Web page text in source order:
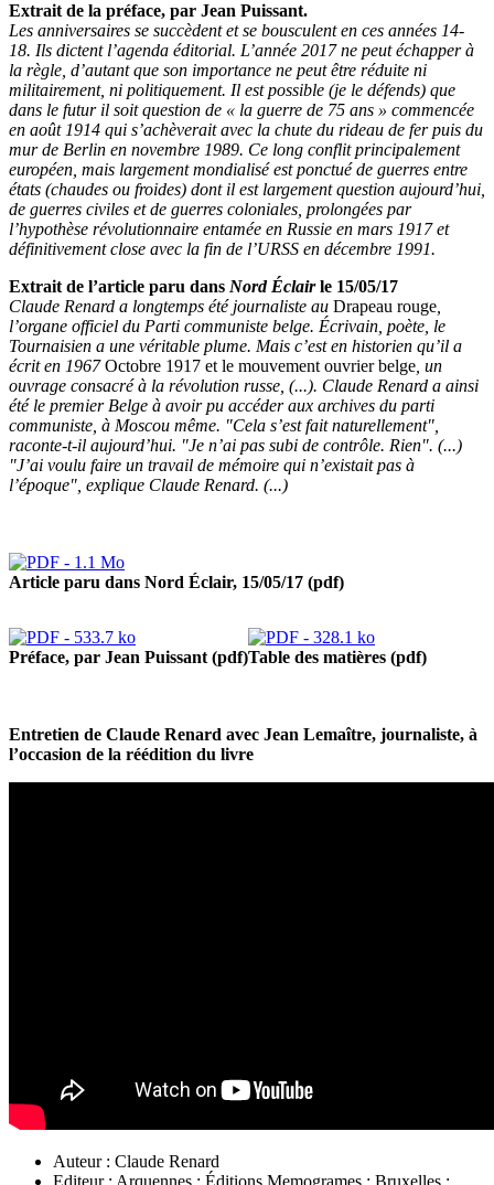
Extrait de la préface, par Jean Puissant.
Les anniversaires se succèdent et se bousculent en ces années 14-
18. Ils dictent l’agenda éditorial. L’année 2017 ne peut échapper à
la règle, d’autant que son importance ne peut être réduite ni
militairement, ni politiquement. Il est possible (je le défends) que
dans le futur il soit question de « la guerre de 75 ans » commencée
en août 1914 qui s’achèverait avec la chute du rideau de fer puis du
mur de Berlin en novembre 1989. Ce long conflit principalement
européen, mais largement mondialisé est ponctué de guerres entre
états (chaudes ou froides) dont il est largement question aujourd’hui,
de guerres civiles et de guerres coloniales, prolongées par
l’hypothèse révolutionnaire entamée en Russie en mars 1917 et
définitivement close avec la fin de l’URSS en décembre 1991.
Extrait de l’article paru dans Nord Éclairle 15/05/17
Claude Renard a longtemps été journaliste au Drapeau rouge
l’organe officiel du Parti communiste belge. Écrivain, poète, le
Tournaisien a une véritable plume. Mais c’est en historien qu’il a
écrit en 1967Octobre 1917 et le mouvement ouvrier belge , un
ouvrage consacré à la révolution russe, (...). Claude Renard a ainsi
été le premier Belge à avoir pu accéder aux archives du parti
communiste, à Moscou même. "Cela s’est fait naturellement",
raconte-t-il aujourd’hui. "Je n’ai pas subi de contrôle. Rien". (...)
"J’ai voulu faire un travail de mémoire qui n’existait pas à
l’époque", explique Claude Renard. (...)
Article paru dans Nord Éclair, 15/05/17 (pdf)
Préface, par Jean Puissant (pdf)Table des matières (pdf)
Entretien de Claude Renard avec Jean Lemaître, journaliste, à
l’occasion de la réédition du livre
Auteur : Claude Renard